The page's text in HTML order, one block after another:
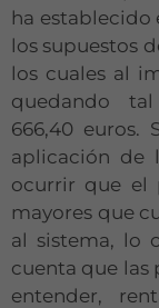
ha establecido
los supuestos
los cuales al
quedando tal
666,40 euros.
aplicación de
ocurrir que el
mayores que
al sistema, lo
cuenta que las
entender,